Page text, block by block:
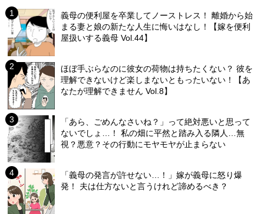
義母の便利屋を卒業してノーストレス！ 離婚から始
まる妻と娘の新たな人生に悔いはなし！【嫁を便利
屋扱いする義母 Vol.44】
ほぼ手ぶらなのに彼女の荷物は持ちたくない？ 彼を
理解できないけど楽しまないともったいない！【あ
なたが理解できません Vol.8】
「あら、ごめんなさいね？」って絶対悪いと思って
ないでしょ…！ 私の畑に平然と踏み入る隣人…無
視？悪意？その行動にモヤモヤが止まらない
「義母の発言が許せない…！」嫁が義母に怒り爆
発！ 夫は仕方ないと言うけれど諦めるべき？